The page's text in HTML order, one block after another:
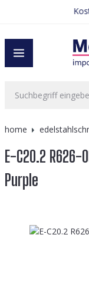
home
E-C20.2 R626-
Purple
Bildergalerie